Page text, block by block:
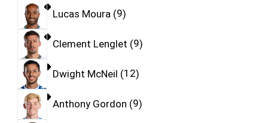
Lucas Moura 9
Clement Lenglet 9
Dwight McNeil 12
Anthony Gordon 9